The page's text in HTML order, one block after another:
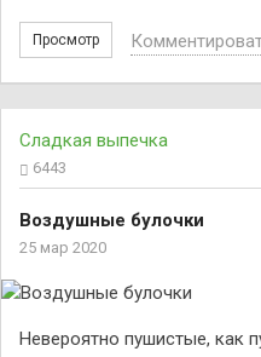
Просмотр
Сладкая выпечка
6443
Воздушные булочки
25 мар 2020
Невероятно пушистые, как